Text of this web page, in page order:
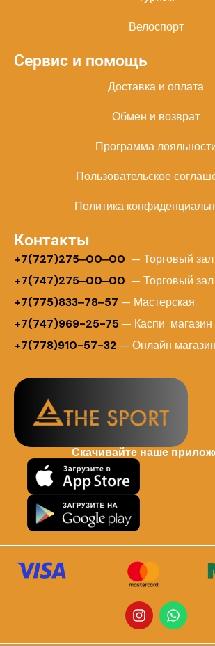
Велоспорт
Сервис и помощь
Доставка и оплата
Обмен и возврат
Программа
Пользовательское
Политика
Контакты
+7(727)275‒00‒00 — Торговый зал
+7(747)275‒00‒00 — Торговый зал
+7(775)833‒78‒57 — Мастерская
+7(747)969-25-75 — Каспи магазин
+7(778)910-57-32 — Онлайн магазин
Скачивайте наше